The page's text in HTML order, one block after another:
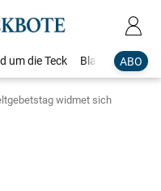
ABO
um die Teck Blaulicht
widmet sich